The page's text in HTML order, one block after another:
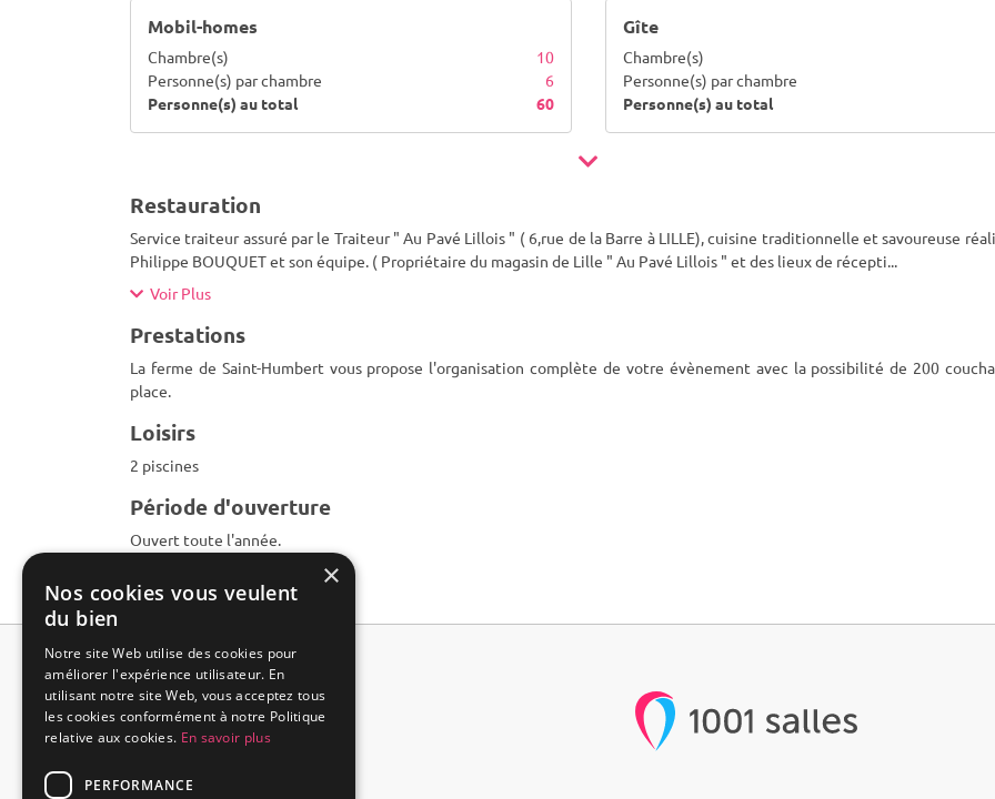
Mobil-homes
Chambre(s)
10
Personne(s) par chambre
6
Personne(s) au total
60
Gîte
Chambre(s)
Personne(s) par chambre
Personne(s) au total
Restauration
Service traiteur assuré par le Traiteur " Au Pavé Lillois " ( 6,rue de la Barre à LILLE), cuisine traditionnelle et savoureuse
Philippe BOUQUET et son équipe. ( Propriétaire du magasin de Lille " Au Pavé Lillois " et des lieux de récepti...
Voir Plus
Prestations
La ferme de Saint-Humbert vous propose l'organisation complète de votre évènement avec la possibilité de 200
place.
Loisirs
2 piscines
Période d'ouverture
Ouvert toute l'année.
×
Nos cookies vous veulent
du bien
Notre site Web utilise des cookies pour
améliorer l'expérience utilisateur. En
utilisant notre site Web, vous acceptez tous
les cookies conformément à notre Politique
relative aux cookies. En savoir plus
PERFORMANCE